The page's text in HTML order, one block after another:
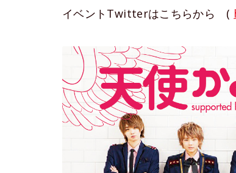
イベントTwitterはこちらから (